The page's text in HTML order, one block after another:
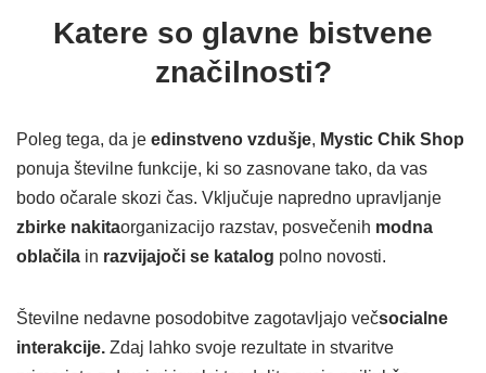
Katere so glavne bistvene
značilnosti?
Poleg tega, da je edinstveno vzdušje, Mystic Chik Shop
ponuja številne funkcije, ki so zasnovane tako, da vas
bodo očarale skozi čas. Vključuje napredno upravljanje
zbirke nakitaorganizacijo razstav, posvečenih modna
oblačila in razvijajoči se katalog polno novosti.
Številne nedavne posodobitve zagotavljajo večsocialne
interakcije. Zdaj lahko svoje rezultate in stvaritve